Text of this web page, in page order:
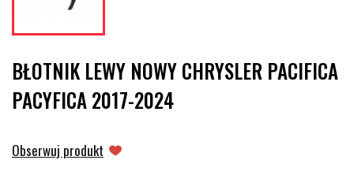
BŁOTNIK LEWY NOWY CHRYSLER PACIFICA
PACYFICA 2017-2024
Obserwuj produkt